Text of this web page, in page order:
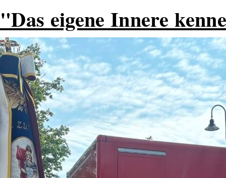
"Das eigene Innere